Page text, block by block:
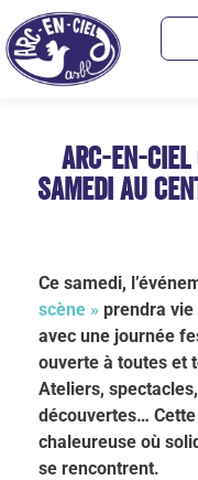
Arc-en-Ciel
samedi au
Ce samedi,
scène » prendra vie
avec une journée
ouverte à toutes et
Ateliers,
découvertes…
chaleureuse où
se rencontrent.